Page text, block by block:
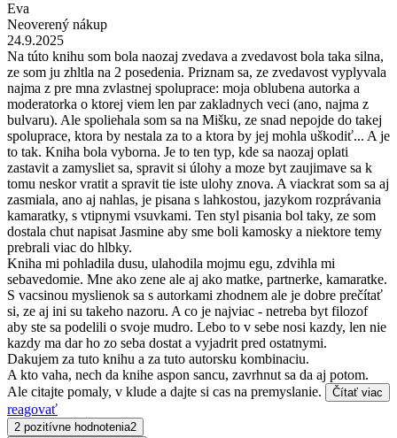
Eva
Neoverený nákup
24.9.2025
Na túto knihu som bola naozaj zvedava a zvedavost bola taka silna,
ze som ju zhltla na 2 posedenia. Priznam sa, ze zvedavost vyplyvala
najma z pre mna zvlastnej spoluprace: moja oblubena autorka a
moderatorka o ktorej viem len par zakladnych veci (ano, najma z
bulvaru). Ale spoliehala som sa na Mišku, ze snad nepojde do takej
spoluprace, ktora by nestala za to a ktora by jej mohla uškodiť... A je
to tak. Kniha bola vyborna. Je to ten typ, kde sa naozaj oplati
zastavit a zamysliet sa, spravit si úlohy a moze byt zaujimave sa k
tomu neskor vratit a spravit tie iste ulohy znova. A viackrat som sa aj
zasmiala, ano aj nahlas, je pisana s lahkostou, jazykom rozprávania
kamaratky, s vtipnymi vsuvkami. Ten styl pisania bol taky, ze som
dostala chut napisat Jasmine aby sme boli kamosky a niektore temy
prebrali viac do hlbky.
Kniha mi pohladila dusu, ulahodila mojmu egu, zdvihla mi
sebavedomie. Mne ako zene ale aj ako matke, partnerke, kamaratke.
S vacsinou myslienok sa s autorkami zhodnem ale je dobre prečítať
si, ze aj ini su takeho nazoru. A co je najviac - netreba byt filozof
aby ste sa podelili o svoje mudro. Lebo to v sebe nosi kazdy, len nie
kazdy ma dar ho zo seba dostat a vyjadrit pred ostatnymi.
Dakujem za tuto knihu a za tuto autorsku kombinaciu.
A kto vaha, nech da knihe aspon sancu, zavrhnut sa da aj potom.
Ale citajte pomaly, v klude a dajte si cas na premyslanie.
Čítať viac
reagovať
2 pozitívne hodnotenia2